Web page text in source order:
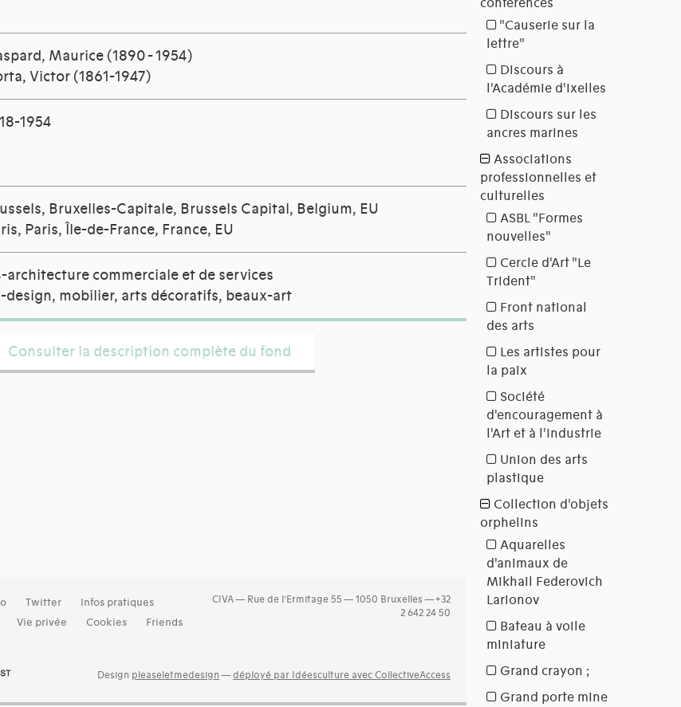
Maurice (1890 - 1954)
Victor (1861-1947)
1954
Bruxelles-Capitale, Brussels Capital, Belgium, EU
Paris, Île-de-France, France, EU
architecture commerciale et de services
design, mobilier, arts décoratifs, beaux-art
Consulter la description complète du fond
Twitter
Infos pratiques
Vie privée Cookies Friends
CIVA — Rue de l’Ermitage 55 — 1050 Bruxelles — +32
2 642 24 50
Design pleaseletmedesign —déployé par Idéesculture avec CollectiveAccess